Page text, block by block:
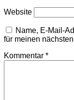
Website
Name, E-Mail-
für meinen
Kommentar *